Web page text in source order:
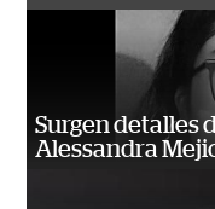
Surgen detalles
Alessandra